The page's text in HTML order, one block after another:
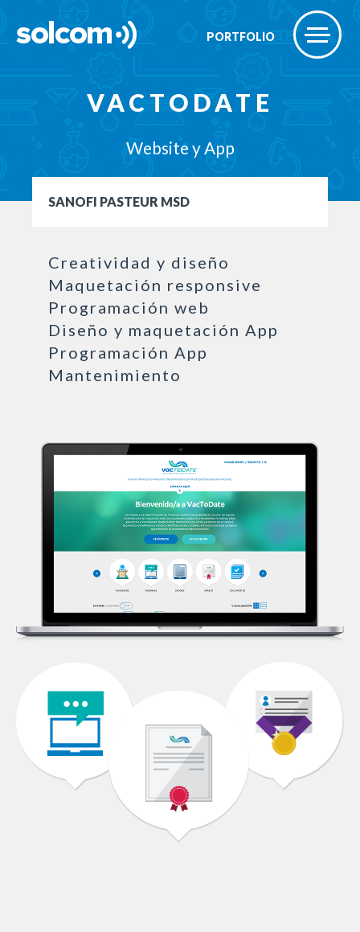
PORTFOLIO
VACTODATE
Website y App
SANOFI PASTEUR MSD
Creatividad y diseño
Maquetación responsive
Programación web
Diseño y maquetación App
Programación App
Mantenimiento